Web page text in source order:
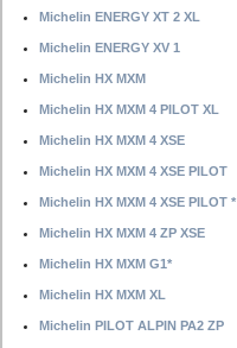
Michelin ENERGY XT 2 XL
Michelin ENERGY XV 1
Michelin HX MXM
Michelin HX MXM 4 PILOT XL
Michelin HX MXM 4 XSE
Michelin HX MXM 4 XSE PILOT
Michelin HX MXM 4 XSE PILOT *
Michelin HX MXM 4 ZP XSE
Michelin HX MXM G1*
Michelin HX MXM XL
Michelin PILOT ALPIN PA2 ZP